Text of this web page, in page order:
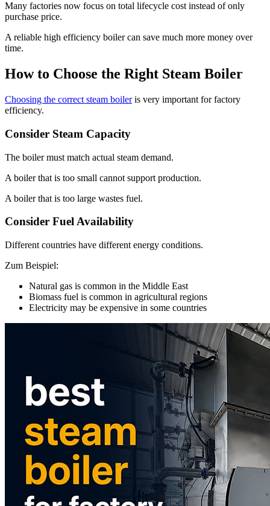
Many factories now focus on total lifecycle cost instead of only
purchase price.
A reliable high efficiency boiler can save much more money over
time.
How to Choose the Right Steam Boiler
Choosing the correct steam boiler is very important for factory
efficiency.
Consider Steam Capacity
The boiler must match actual steam demand.
A boiler that is too small cannot support production.
A boiler that is too large wastes fuel.
Consider Fuel Availability
Different countries have different energy conditions.
Zum Beispiel:
Natural gas is common in the Middle East
Biomass fuel is common in agricultural regions
Electricity may be expensive in some countries